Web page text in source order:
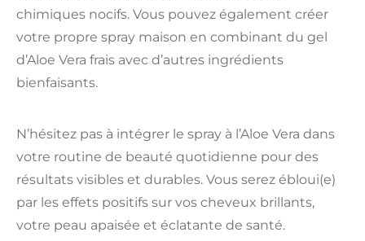
chimiques nocifs. Vous pouvez également créer
votre propre spray maison en combinant du gel
d’Aloe Vera frais avec d’autres ingrédients
bienfaisants.
N’hésitez pas à intégrer le spray à l’Aloe Vera dans
votre routine de beauté quotidienne pour des
résultats visibles et durables. Vous serez ébloui(e)
par les effets positifs sur vos cheveux brillants,
votre peau apaisée et éclatante de santé.